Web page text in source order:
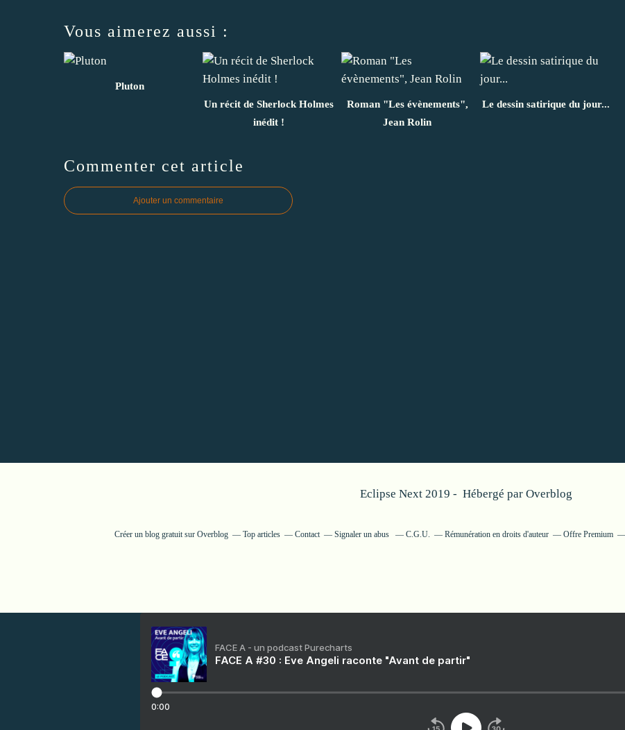
Vous aimerez aussi :
Pluton
Un récit de Sherlock Holmes
inédit !
Roman "Les évènements",
Jean Rolin
Le dessin satirique du jour...
Commenter cet article
Ajouter un commentaire
Eclipse Next 2019 - Hébergé par Overblog
Créer un blog gratuit sur Overblog Top articles Contact Signaler un abus C.G.U. Rémunération en droits d'auteur Offre Premium
FACE A - un podcast Purecharts
FACE A #30 : Eve Angeli raconte "Avant de partir"
0:00